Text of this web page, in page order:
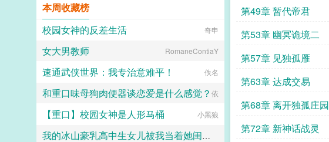
第49章 暂代帝君
第53章 幽冥诡境二
第57章 见独孤雁
第63章 达成交易
第68章 离开独孤庄园
第72章 新神话战灵
本周收藏榜
校园女神的反差生活
奇申
女大男教师 RomaneContiaY
速通武侠世界：我专治意难平！ 佚名
和重口味母狗肉便器谈恋爱是什么感觉？ 依
【重口】校园女神是人形马桶 小黑狼
我的冰山豪乳高中生女儿被我当着她闺蜜的面肏成母猪